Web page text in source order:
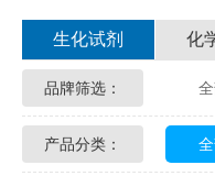
生化试剂 化
品牌筛选：
产品分类：